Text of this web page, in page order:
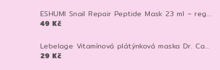
ESHUMI Snail Repair Peptide Mask 23 ml – regenerační plátýnková maska se šnečím mucinem a peptidy pro hydrataci a pevnější pleť
49 Kč
Lebelage Vitamínová plátýnková maska Dr. Capsule Vitamin Mask Pack 25 ml
29 Kč